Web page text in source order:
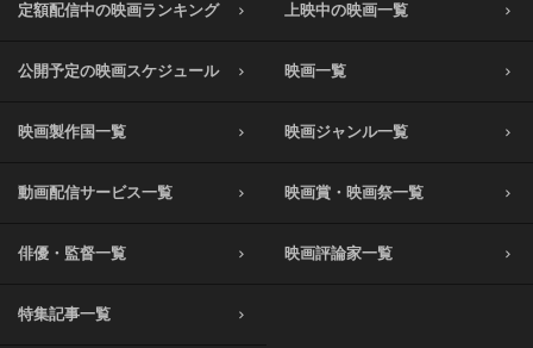
定額配信中の映画ランキング 上映中の映画一覧
公開予定の映画スケジュール 映画一覧
映画製作国一覧 映画ジャンル一覧
動画配信サービス一覧 映画賞・映画祭一覧
俳優・監督一覧 映画評論家一覧
特集記事一覧